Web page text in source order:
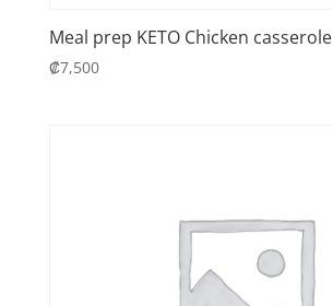
Meal prep KETO Chicken casserole
₡7,500